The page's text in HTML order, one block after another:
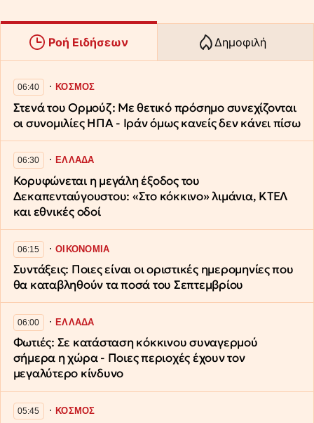
Ροή Ειδήσεων Δημοφιλή
06:40 ∙ΚΟΣΜΟΣ
Στενά του Ορμούζ: Με θετικό πρόσημο συνεχίζονται
οι συνομιλίες ΗΠΑ - Ιράν όμως κανείς δεν κάνει πίσω
06:30 ∙ΕΛΛΑΔΑ
Κορυφώνεται η μεγάλη έξοδος του
Δεκαπενταύγουστου: «Στο κόκκινο» λιμάνια, ΚΤΕΛ
και εθνικές οδοί
06:15 ∙ΟΙΚΟΝΟΜΙΑ
Συντάξεις: Ποιες είναι οι οριστικές ημερομηνίες που
θα καταβληθούν τα ποσά του Σεπτεμβρίου
06:00 ∙ΕΛΛΑΔΑ
Φωτιές: Σε κατάσταση κόκκινου συναγερμού
σήμερα η χώρα - Ποιες περιοχές έχουν τον
μεγαλύτερο κίνδυνο
05:45 ∙ΚΟΣΜΟΣ